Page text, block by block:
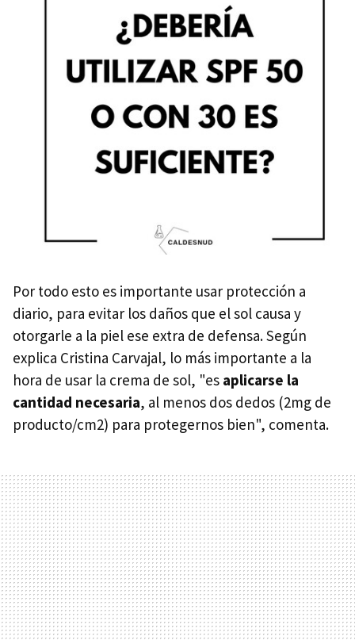
Por todo esto es importante usar protección a
diario, para evitar los daños que el sol causa y
otorgarle a la piel ese extra de defensa. Según
explica Cristina Carvajal, lo más importante a la
hora de usar la crema de sol, "es aplicarse la
cantidad necesaria, al menos dos dedos (2mg de
producto/cm2) para protegernos bien", comenta.